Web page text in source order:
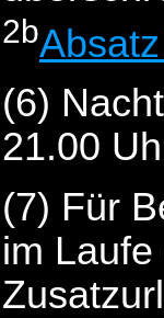
2b
(6)
21.00
(7) Für
im